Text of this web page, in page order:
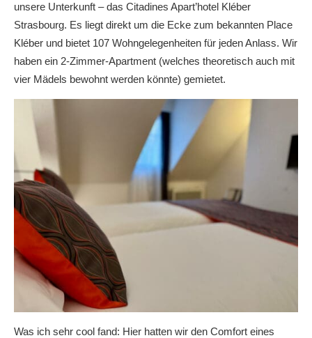
unsere Unterkunft – das Citadines Apart’hotel Kléber
Strasbourg. Es liegt direkt um die Ecke zum bekannten Place
Kléber und bietet 107 Wohngelegenheiten für jeden Anlass. Wir
haben ein 2-Zimmer-Apartment (welches theoretisch auch mit
vier Mädels bewohnt werden könnte) gemietet.
Was ich sehr cool fand: Hier hatten wir den Comfort eines